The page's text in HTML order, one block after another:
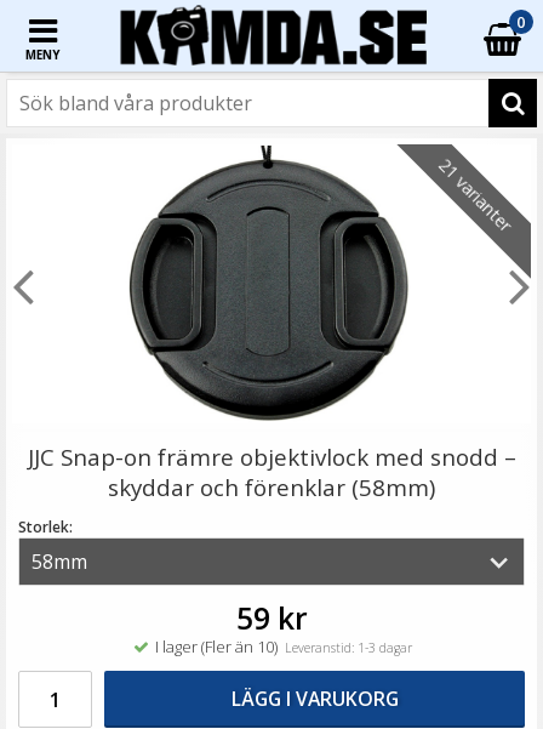
MENY
0
JJC CL-C1 Putsduk av mikrofiber 165x165mm
LÄGG I VARUKORG
21 varianter
JJC Snap-on främre objektivlock med snodd –
skyddar och förenklar (58mm)
Storlek:
59 kr
I lager (Fler än 10)Leveranstid: 1-3 dagar
LÄGG I VARUKORG